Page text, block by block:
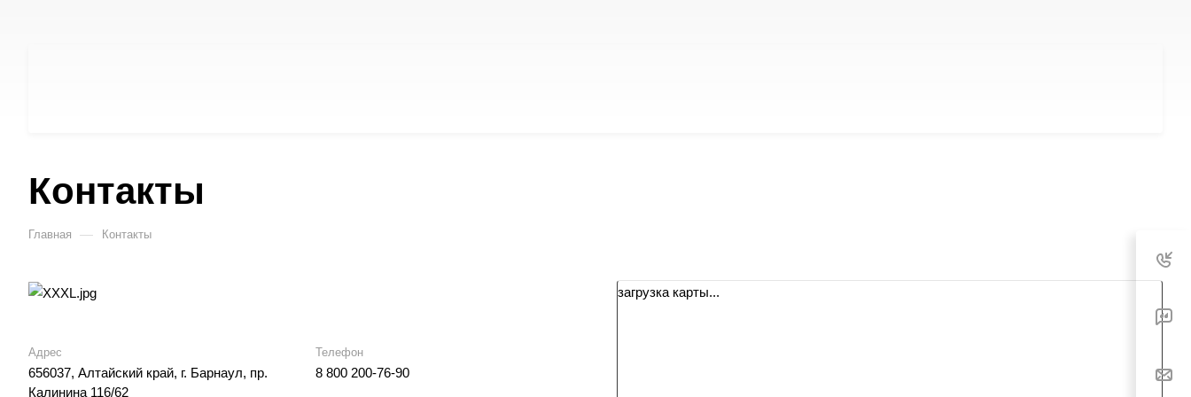
Контакты
Главная — Контакты
Адрес
656037, Алтайский край, г. Барнаул, пр.
Калинина 116/62
Телефон
8 800 200-76-90
загрузка карты...